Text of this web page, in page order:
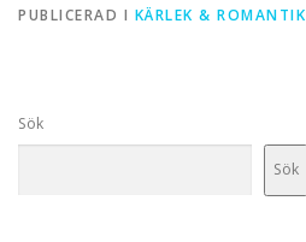
PUBLICERAD I KÄRLEK & ROMANTIK
Sök
Sök